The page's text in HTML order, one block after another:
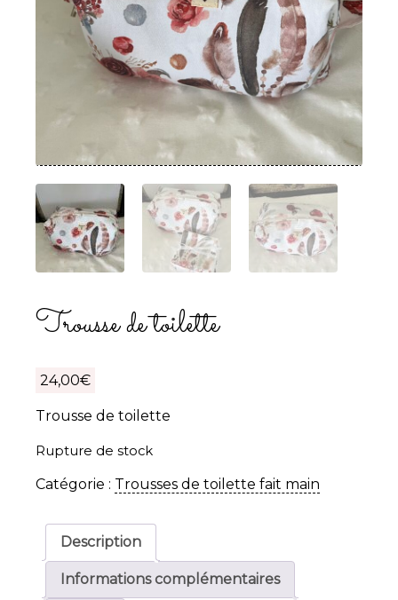
Trousse de toilette
24,00€
Trousse de toilette
Rupture de stock
Catégorie : Trousses de toilette fait main
Description
Informations complémentaires